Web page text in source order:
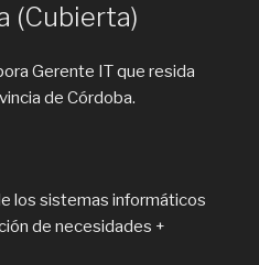
(Cubierta)
Gerente IT que resida
de Córdoba.
los sistemas informáticos
de necesidades +